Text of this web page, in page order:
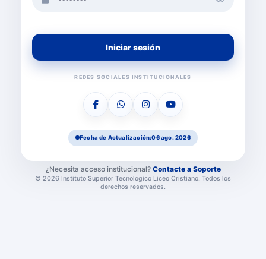
Iniciar sesión
REDES SOCIALES INSTITUCIONALES
Fecha de Actualización:06 ago. 2026
¿Necesita acceso institucional? Contacte a Soporte
© 2026 Instituto Superior Tecnologico Liceo Cristiano. Todos los
derechos reservados.